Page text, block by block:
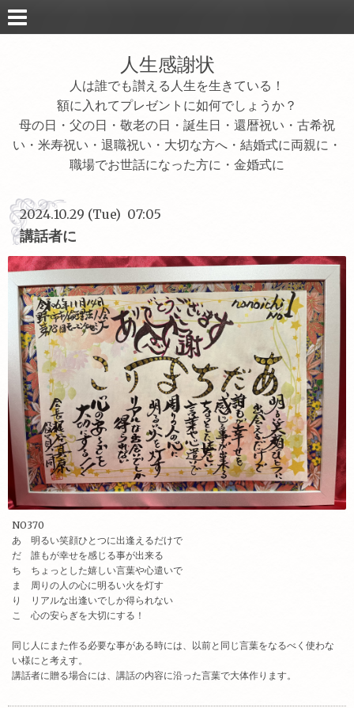
人生感謝状
人は誰でも讃える人生を生きている！
額に入れてプレゼントに如何でしょうか？
母の日・父の日・敬老の日・誕生日・還暦祝い・古希祝
い・米寿祝い・退職祝い・大切な方へ・結婚式に両親に・
職場でお世話になった方に・金婚式に
2024.10.29 (Tue) 07:05
講話者に
NO370
あ 明るい笑顔ひとつに出逢えるだけで
だ 誰もが幸せを感じる事が出来る
ち ちょっとした嬉しい言葉や心遣いで
ま 周りの人の心に明るい火を灯す
り リアルな出逢いでしか得られない
こ 心の安らぎを大切にする！
同じ人にまた作る必要な事がある時には、以前と同じ言葉をなるべく使わな
い様にと考えす。
講話者に贈る場合には、講話の内容に沿った言葉で大体作ります。